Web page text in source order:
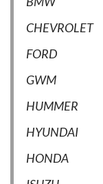
CHEVROLET
FORD
GWM
HUMMER
HYUNDAI
HONDA